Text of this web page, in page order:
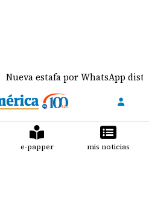
por WhatsApp distribuye
e-papper mis noticias